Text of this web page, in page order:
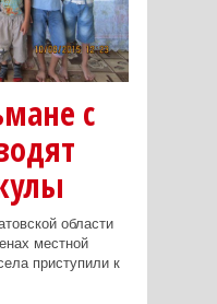
с
области
местной
приступили к